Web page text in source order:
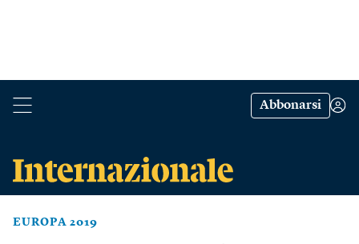
Abbonarsi
EUROPA 2019